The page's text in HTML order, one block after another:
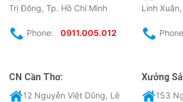
Trị Đông, Tp. Hồ Chí Minh
Phone: 0911.005.012
Linh
CN Cần Thơ:
12 Nguyễn Việt Dũng, Lê
Xưởng
153